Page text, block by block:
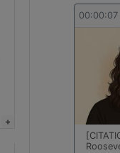
00:00:07